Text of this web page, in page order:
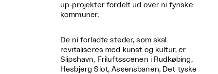
up-projekter fordelt ud over ni fynske
kommuner.
De ni forladte steder, som skal
revitaliseres med kunst og kultur, er
Slipshavn, Friluftsscenen i Rudkøbing,
Hesbjerg Slot, Assensbanen, Det tyske